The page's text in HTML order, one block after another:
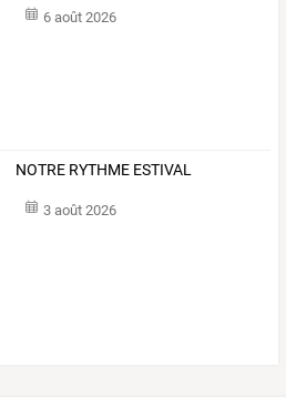
6 août 2026
NOTRE RYTHME ESTIVAL
3 août 2026